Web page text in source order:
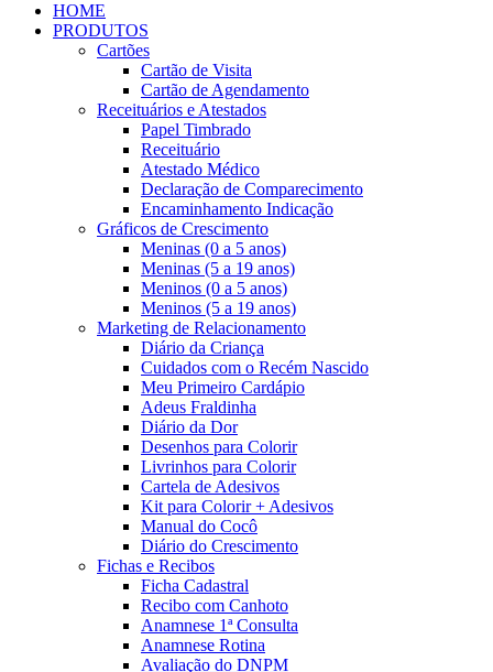
HOME
PRODUTOS
Cartões
Cartão de Visita
Cartão de Agendamento
Receituários e Atestados
Papel Timbrado
Receituário
Atestado Médico
Declaração de Comparecimento
Encaminhamento Indicação
Gráficos de Crescimento
Meninas (0 a 5 anos)
Meninas (5 a 19 anos)
Meninos (0 a 5 anos)
Meninos (5 a 19 anos)
Marketing de Relacionamento
Diário da Criança
Cuidados com o Recém Nascido
Meu Primeiro Cardápio
Adeus Fraldinha
Diário da Dor
Desenhos para Colorir
Livrinhos para Colorir
Cartela de Adesivos
Kit para Colorir + Adesivos
Manual do Cocô
Diário do Crescimento
Fichas e Recibos
Ficha Cadastral
Recibo com Canhoto
Anamnese 1ª Consulta
Anamnese Rotina
Avaliação do DNPM